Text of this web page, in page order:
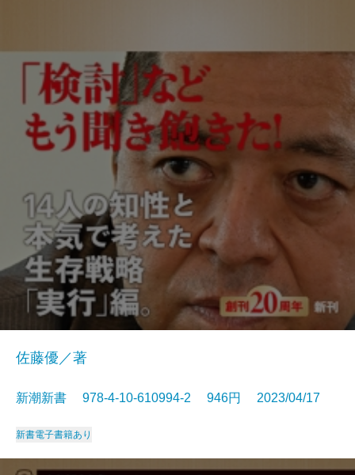
佐藤優／著
新潮新書 978-4-10-610994-2 946円 2023/04/17
新書電子書籍あり